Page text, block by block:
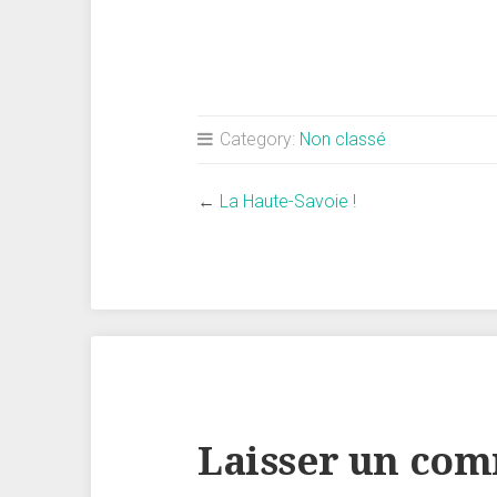
Category: Non classé
← La Haute-Savoie !
Laisser un